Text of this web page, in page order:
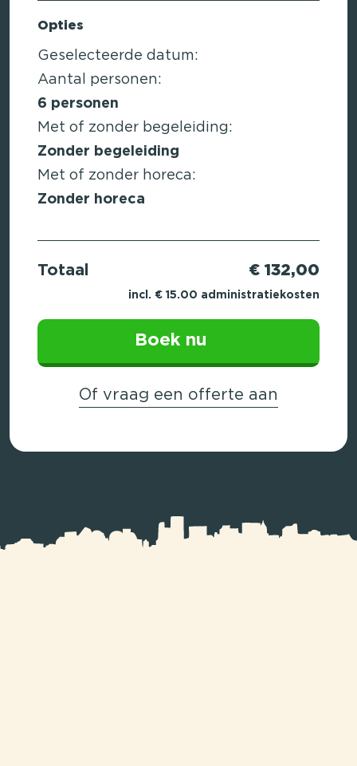
Opties
Geselecteerde datum:
Aantal personen:
6 personen
Met of zonder begeleiding:
Zonder begeleiding
Met of zonder horeca:
Zonder horeca
Totaal € 132,00
incl. € 15.00 administratiekosten
Boek nu
Of vraag een offerte aan